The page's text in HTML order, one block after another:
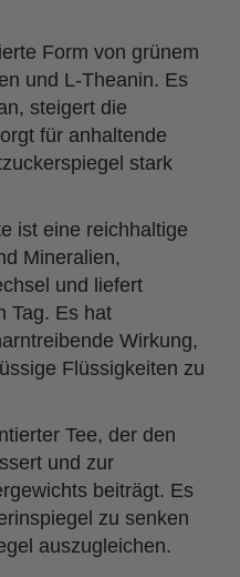
Form von grünem
und L-Theanin. Es
steigert die
für anhaltende
stark
ist eine reichhaltige
Mineralien,
und liefert
Tag. Es hat
Wirkung,
Flüssigkeiten zu
Tee, der den
und zur
beiträgt. Es
zu senken
auszugleichen.